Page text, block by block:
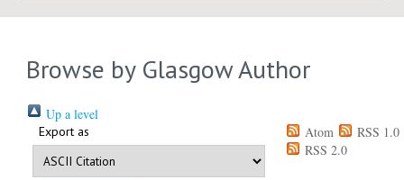
Browse by Glasgow Author
Up a level
Export as Atom
RSS 1.0
RSS 2.0